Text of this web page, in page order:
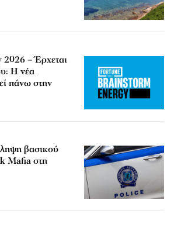
– Έρχεται
Η νέα
πάνω στην
βασικού
Mafia στη